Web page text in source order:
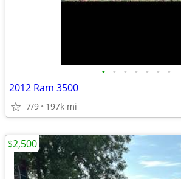
• • • • • • •
2012 Ram 3500
7/9 197k mi
$2,500